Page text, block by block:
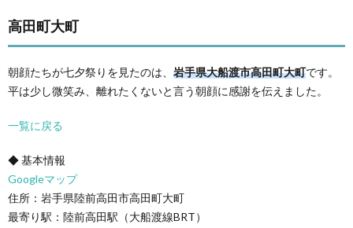
高田町大町
朝顔たちが七夕祭りを見たのは、 岩手県大船渡市高田町大町です。
平は少し微笑み、離れたくないと言う朝顔に感謝を伝えました。
一覧に戻る
◆ 基本情報
Googleマップ
住所：岩手県陸前高田市高田町大町
最寄り駅：陸前高田駅（大船渡線BRT）